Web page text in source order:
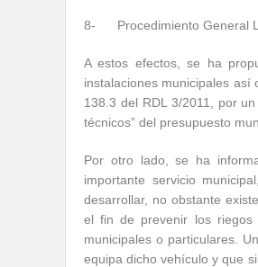
8- Procedimiento General
A estos efectos, se ha
instalaciones municipales
138.3 del RDL 3/2011, por
técnicos” del presupuesto
Por otro lado, se ha
importante servicio
desarrollar, no obstante
el fin de prevenir los riegos
municipales o particulares.
equipa dicho vehículo y que